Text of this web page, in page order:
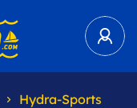
Hydra-Sports